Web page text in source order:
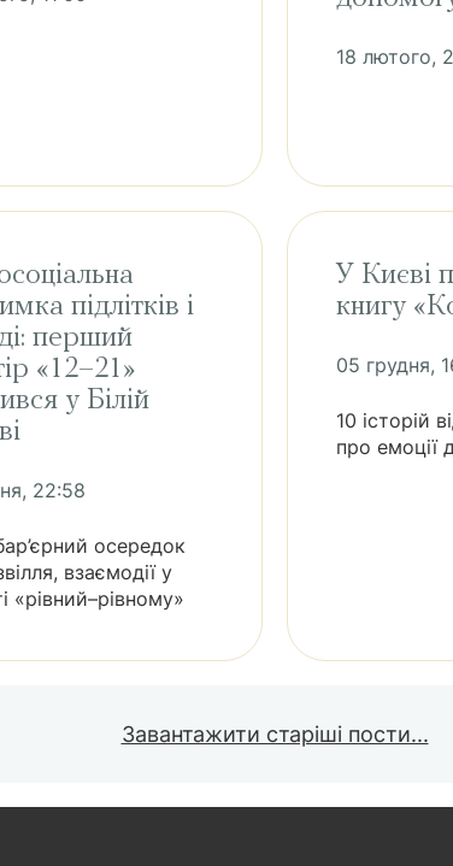
18 лютого,
підлітків і
перший
«12–21»
у Білій
22:58
осередок
взаємодії у
«рівний–рівному»
У Києві
книгу
05 грудня,
10 історій
про емоції
Завантажити старіші пости...